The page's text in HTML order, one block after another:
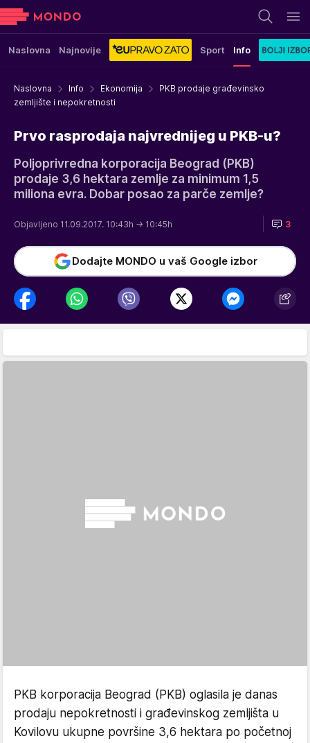
Naslovna Najnovije Sport Info
Naslovna Info Ekonomija
PKB prodaje građevinsko
zemljište i nepokretnosti
Prvo rasprodaja najvrednijeg u PKB-u?
Poljoprivredna korporacija Beograd (PKB)
prodaje 3,6 hektara zemlje za minimum 1,5
miliona evra. Dobar posao za parče zemlje?
Objavljeno 11.09.2017. 10:43h → 10:45h 3
Dodajte MONDO u vaš Google izbor
PKB korporacija Beograd (PKB) oglasila je danas
prodaju nepokretnosti i građevinskog zemljišta u
Kovilovu ukupne površine 3,6 hektara po početnoj